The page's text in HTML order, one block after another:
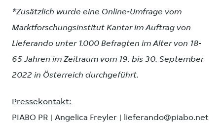
*Zusätzlich wurde eine Online-Umfrage vom
Marktforschungsinstitut Kantar im Auftrag von
Lieferando unter 1.000 Befragten im Alter von 18-
65 Jahren im Zeitraum vom 19. bis 30. September
2022 in Österreich durchgeführt.
Pressekontakt:
PIABO PR | Angelica Freyler | lieferando@piabo.net